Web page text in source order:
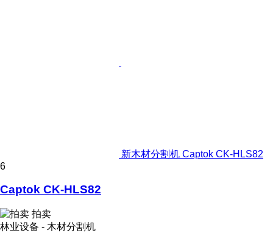
新木材分割机 Captok CK-HLS82
6
Captok CK-HLS82
拍卖
林业设备 - 木材分割机